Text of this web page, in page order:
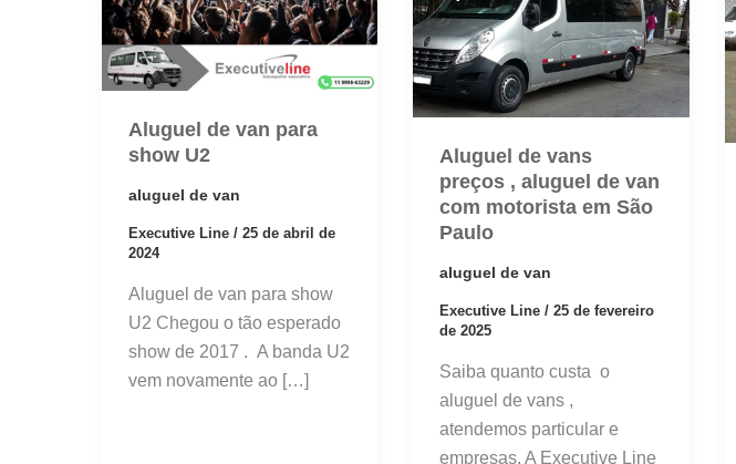
Aluguel de van para
show U2
aluguel de van
Executive Line / 25 de abril de
2024
Aluguel de van para show
U2 Chegou o tão esperado
show de 2017 . A banda U2
vem novamente ao […]
Aluguel de vans
preços , aluguel de van
com motorista em São
Paulo
aluguel de van
Executive Line/25 de fevereiro
de 2025
Saiba quanto custa o
aluguel de vans ,
atendemos particular e
empresas. A Executive Line